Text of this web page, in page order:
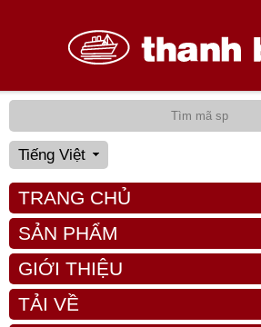
Tiếng Việt
TRANG CHỦ
SẢN PHẨM
GIỚI THIỆU
TẢI VỀ